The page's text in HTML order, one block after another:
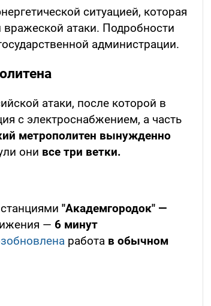
ситуацией, которая
атаки. Подробности
администрации.
атаки, после которой в
с электроснабжением, а часть
метрополитен вынужденно
они все три ветки.
"Академгородок" —
— 6 минут
работа в обычном